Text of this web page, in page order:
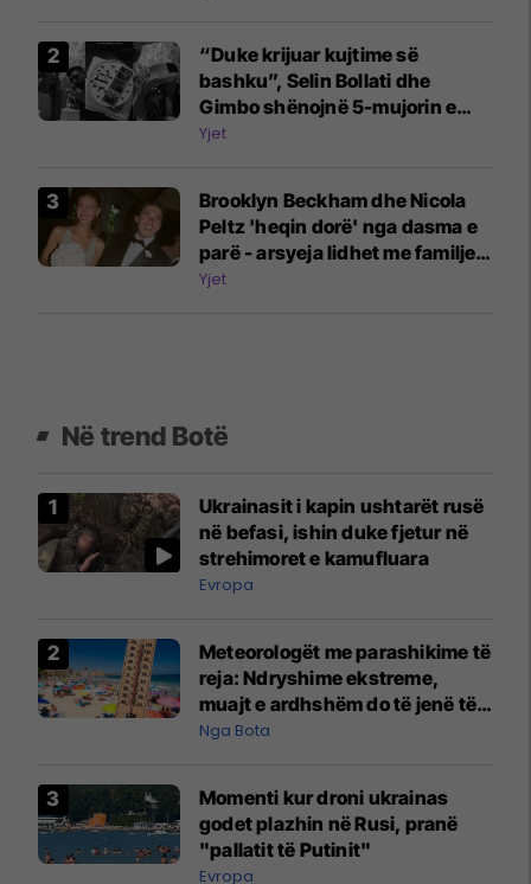
“Duke krijuar kujtime së
bashku”, Selin Bollati dhe
Gimbo shënojnë 5-mujorin e
lidhjes
Yjet
Brooklyn Beckham dhe Nicola
Peltz 'heqin dorë' nga dasma e
parë - arsyeja lidhet me familjen
Beckham
Yjet
Në trend Botë
Ukrainasit i kapin ushtarët rusë
në befasi, ishin duke fjetur në
strehimoret e kamufluara
Evropa
Meteorologët me parashikime të
reja: Ndryshime ekstreme,
muajt e ardhshëm do të jenë të
pazakontë
Nga Bota
Momenti kur droni ukrainas
godet plazhin në Rusi, pranë
"pallatit të Putinit"
Evropa